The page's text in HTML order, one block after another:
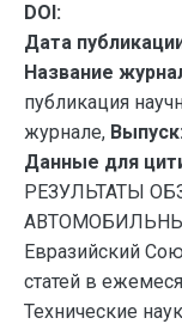
DOI:
Дата
Название
публикация
журнале, Выпуск:
Данные для
РЕЗУЛЬТАТЫ
Евразийский
статей в
Технические